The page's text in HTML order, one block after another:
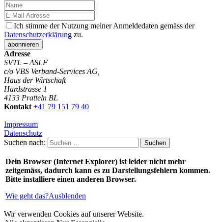
Ich stimme der Nutzung meiner Anmeldedaten gemäss der
Datenschutzerklärung zu.
Adresse
SVTL – ASLF
c/o VBS Verband-Services AG,
Haus der Wirtschaft
Hardstrasse 1
4133 Pratteln BL
Kontakt +41 79 151 79 40
Impressum
Datenschutz
Suchen nach:
Dein Browser (Internet Explorer) ist leider nicht mehr
zeitgemäss, dadurch kann es zu Darstellungsfehlern kommen.
Bitte installiere einen anderen Browser.
Wie geht das?Ausblenden
Wir verwenden Cookies auf unserer Website.